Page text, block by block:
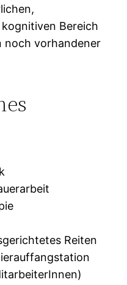
Bereich
noch vorhandener
Reiten